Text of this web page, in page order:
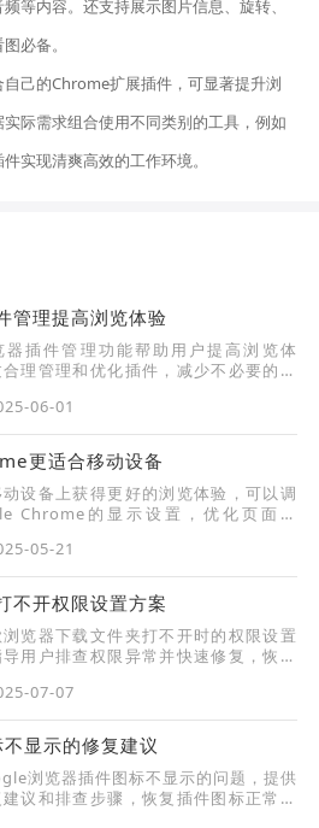
等内容。还支持展示图片信息、旋转、
必备。
己的Chrome扩展插件，可显著提升浏
际需求组合使用不同类别的工具，例如
实现清爽高效的工作环境。
管理提高浏览体验
器插件管理功能帮助用户提高浏览体
理管理和优化插件，减少不必要的插
06-01
更适合移动设备
设备上获得更好的浏览体验，可以调
Chrome的显示设置，优化页面适
05-21
不开权限设置方案
览器下载文件夹打不开时的权限设置
用户排查权限异常并快速修复，恢复
07-07
显示的修复建议
浏览器插件图标不显示的问题，提供
议和排查步骤，恢复插件图标正常显